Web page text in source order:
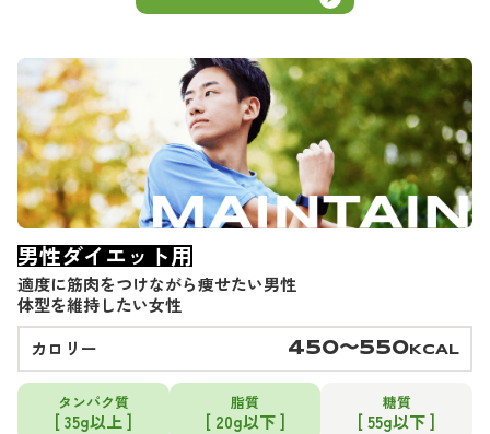
男性ダイエット用
適度に筋肉をつけながら痩せたい男性
体型を維持したい女性
カロリー
450〜550 KCAL
タンパク質
[ 35g以上 ]
脂質
[ 20g以下 ]
糖質
[ 55g以下 ]